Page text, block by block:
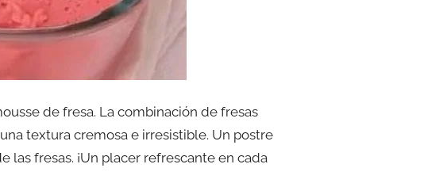
de fresa. La combinación de fresas
textura cremosa e irresistible. Un postre
fresas. ¡Un placer refrescante en cada